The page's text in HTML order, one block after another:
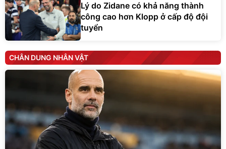
Lý do Zidane có khả năng thành
công cao hơn Klopp ở cấp độ đội
tuyển
CHÂN DUNG NHÂN VẬT